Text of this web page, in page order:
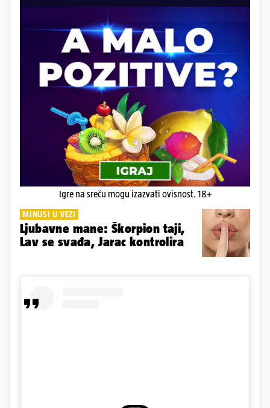
Igre na sreću mogu izazvati ovisnost. 18+
MINUSI U VEZI
Ljubavne mane: Škorpion taji,
Lav se svađa, Jarac kontrolira